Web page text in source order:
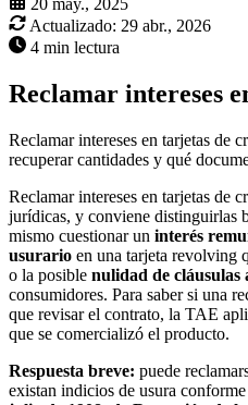
20 may., 2025
Actualizado: 29 abr., 2026
4 min lectura
Reclamar intereses
Reclamar intereses en tarjetas de
recuperar cantidades y qué
Reclamar intereses en tarjetas de
jurídicas, y conviene distinguirlas
mismo cuestionar un interés
usurario en una tarjeta revolving
o la posible nulidad de cláusulas
consumidores. Para saber si una
que revisar el contrato, la TAE
que se comercializó el producto.
Respuesta breve: puede
existan indicios de usura conforme